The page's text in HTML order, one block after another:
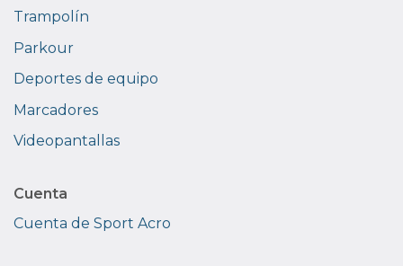
Trampolín
Parkour
Deportes de equipo
Marcadores
Videopantallas
Cuenta
Cuenta de Sport Acro